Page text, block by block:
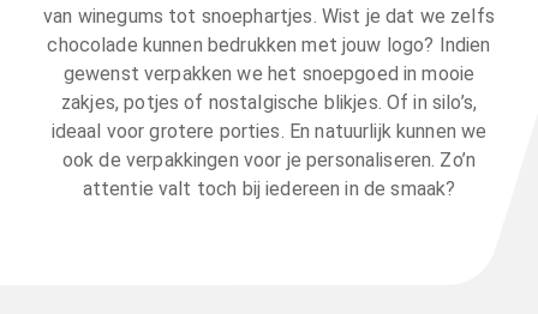
van winegums tot snoephartjes. Wist je dat we zelfs
chocolade kunnen bedrukken met jouw logo? Indien
gewenst verpakken we het snoepgoed in mooie
zakjes, potjes of nostalgische blikjes. Of in silo’s,
ideaal voor grotere porties. En natuurlijk kunnen we
ook de verpakkingen voor je personaliseren. Zo’n
attentie valt toch bij iedereen in de smaak?